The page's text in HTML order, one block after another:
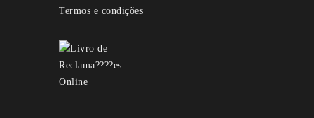
Termos e condições